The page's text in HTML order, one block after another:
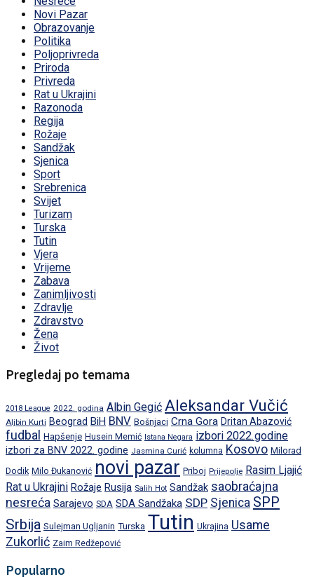
Novi Pazar
Obrazovanje
Politika
Poljoprivreda
Priroda
Privreda
Rat u Ukrajini
Razonoda
Regija
Rožaje
Sandžak
Sjenica
Sport
Srebrenica
Svijet
Turizam
Turska
Tutin
Vjera
Vrijeme
Zabava
Zanimljivosti
Zdravlje
Zdravstvo
Žena
Život
Pregledaj po temama
2018 League 2022. godina Albin Gegić Aleksandar Vučić
Aljbin Kurti Beograd BiH BNV Bošnjaci Crna Gora Dritan Abazović
fudbal Hapšenje Husein Memić Istana Negara izbori 2022.godine
izbori za BNV 2022. godine Jasmina Curić kolumna Kosovo Milorad
Dodik Milo Đukanović novi pazar Priboj Prijepolje Rasim Ljajić
Rat u Ukrajini Rožaje Rusija Salih Hot Sandžak saobraćajna
nesreća Sarajevo SDA SDA Sandžaka SDP Sjenica SPP
Srbija Sulejman Ugljanin Turska Tutin Ukrajina Usame
Zukorlić Zaim Redžepović
Popularno